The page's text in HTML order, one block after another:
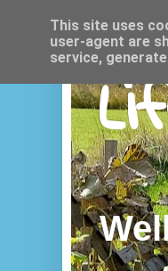
This site uses
user-agent are
service,